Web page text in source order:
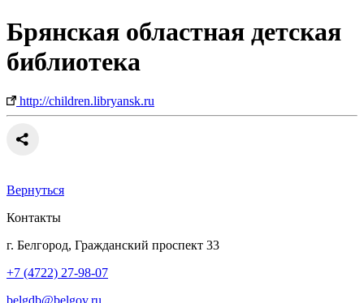
Брянская областная детская
библиотека
http://children.libryansk.ru
Вернуться
Контакты
г. Белгород, Гражданский проспект 33
+7 (4722) 27-98-07